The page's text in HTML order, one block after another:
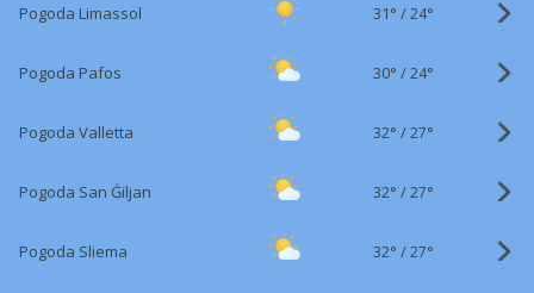
Pogoda Limassol 31° /24°
Pogoda Pafos 30° /24°
Pogoda Valletta 32° /27°
Pogoda San Ġiljan 32° /27°
Pogoda Sliema 32° /27°